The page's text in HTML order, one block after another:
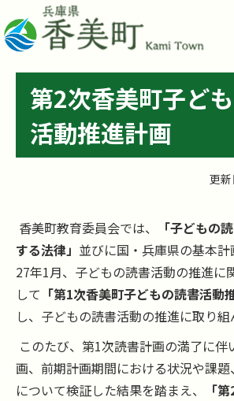
第2次香美町子ど
活動推進計画
更
香美町教育委員会では、
「子どもの
する法律」 並びに国・兵庫県の基本
27年1月、子どもの読書活動の推進に
して 「第1次香美町子どもの読書活動
し、子どもの読書活動の推進に取り組
このたび、第1次読書計画の満了に伴
画、前期計画期間における状況や課
について検証した結果を踏まえ、
「